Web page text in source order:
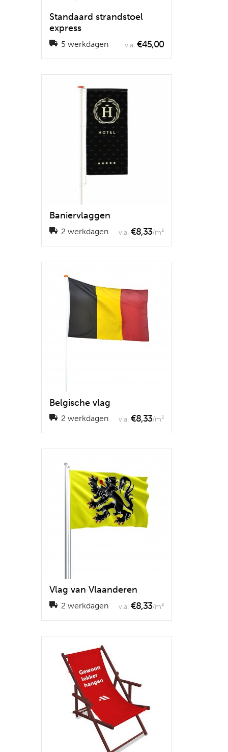
Standaard strandstoel
express
5 werkdagen v.a. €45,00
Baniervlaggen
2 werkdagen v.a. €8,33/m²
Belgische vlag
2 werkdagen v.a. €8,33/m²
Vlag van Vlaanderen
2 werkdagen v.a. €8,33/m²